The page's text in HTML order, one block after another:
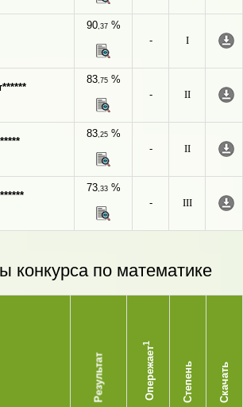
90,37%
-
I
83,75%
-
II
83,25%
-
II
73,33%
-
III
конкурса по математике
Результат Опережает
1
Степень Скачать